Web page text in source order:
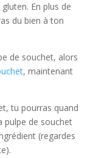
En plus de
du bien à ton
de souchet, alors
, maintenant
tu pourras quand
pulpe de souchet
(regardes